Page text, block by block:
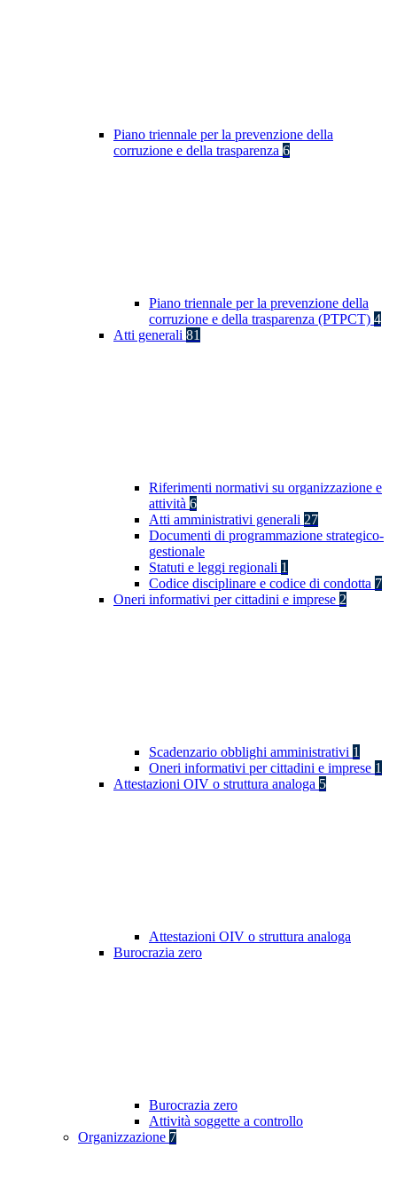
Piano triennale per la prevenzione della
corruzione e della trasparenza 6
Piano triennale per la prevenzione della
corruzione e della trasparenza (PTPCT) 4
Atti generali 81
Riferimenti normativi su organizzazione e
attività 6
Atti amministrativi generali 27
Documenti di programmazione strategico-
gestionale
Statuti e leggi regionali 1
Codice disciplinare e codice di condotta 7
Oneri informativi per cittadini e imprese 2
Scadenzario obblighi amministrativi 1
Oneri informativi per cittadini e imprese 1
Attestazioni OIV o struttura analoga 5
Attestazioni OIV o struttura analoga
Burocrazia zero
Burocrazia zero
Attività soggette a controllo
Organizzazione 7